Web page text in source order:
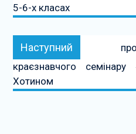
5-6-х класах
Наступний
краєзнавчого
Хотином